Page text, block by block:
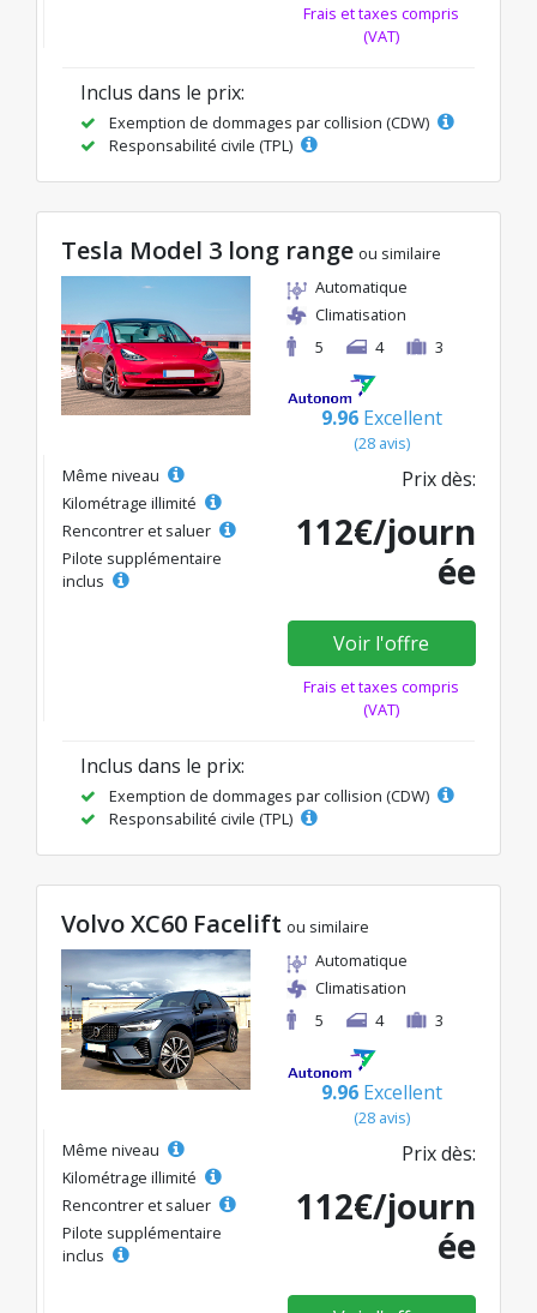
Frais et taxes compris
(VAT)
Inclus dans le prix:
Exemption de dommages par collision (CDW)
Responsabilité civile (TPL)
Tesla Model 3 long range ou similaire
Automatique
Climatisation
5
4 3
9.96 Excellent
(28 avis)
Même niveau
Kilométrage illimité
Rencontrer et saluer
Pilote supplémentaire
inclus
Prix dès:
112€/journ
ée
Voir l'offre
Frais et taxes compris
(VAT)
Inclus dans le prix:
Exemption de dommages par collision (CDW)
Responsabilité civile (TPL)
Volvo XC60 Facelift ou similaire
Automatique
Climatisation
5
4 3
9.96 Excellent
(28 avis)
Même niveau
Kilométrage illimité
Rencontrer et saluer
Pilote supplémentaire
inclus
Prix dès:
112€/journ
ée